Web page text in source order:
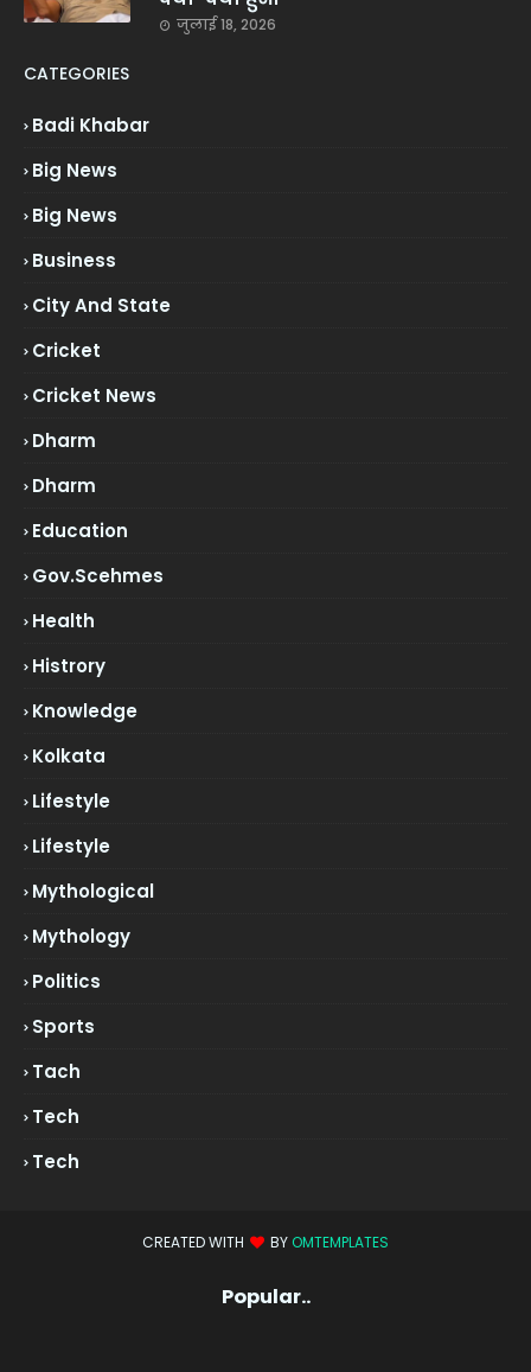
जुलाई 18, 2026
CATEGORIES
Badi Khabar
Big News
Big News
Business
City And State
Cricket
Cricket News
Dharm
Dharm
Education
Gov.scehmes
Health
Histrory
Knowledge
Kolkata
Lifestyle
Lifestyle
Mythological
Mythology
Politics
Sports
Tach
Tech
Tech
CREATED WITH BY OMTEMPLATES
Popular..